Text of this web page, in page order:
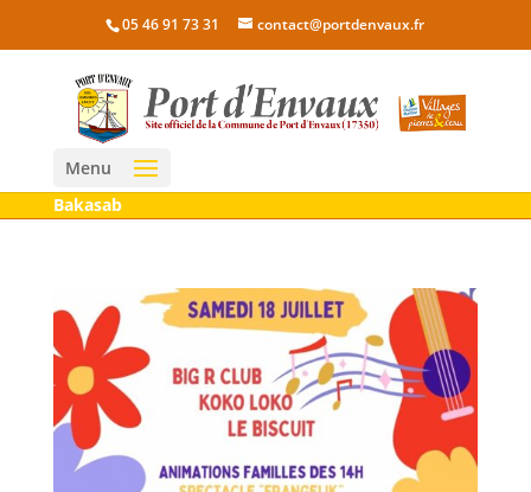
05 46 91 73 31 contact@portdenvaux.fr
Menu
Bakasab